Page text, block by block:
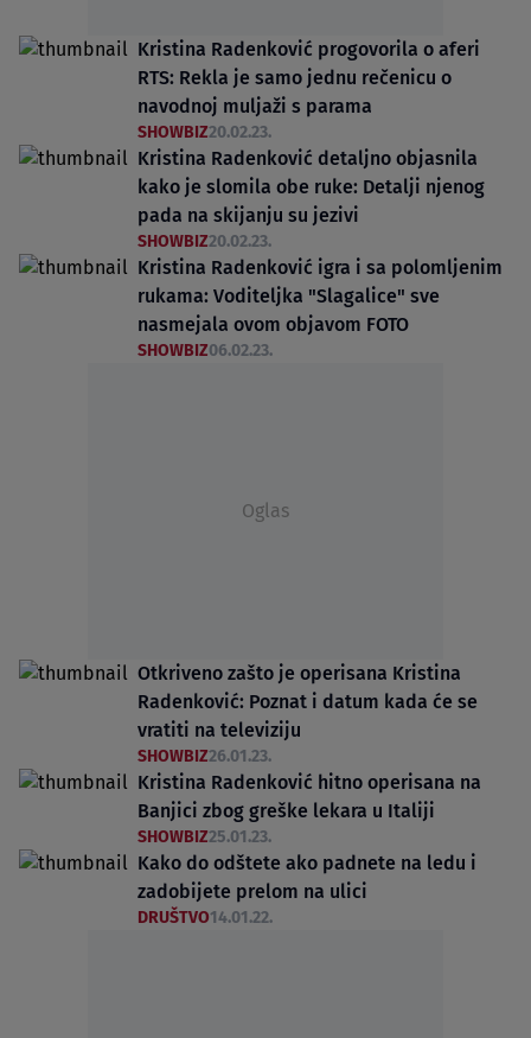
Kristina Radenković progovorila o aferi
RTS: Rekla je samo jednu rečenicu o
navodnoj muljaži s parama
SHOWBIZ20.02.23.
Kristina Radenković detaljno objasnila
kako je slomila obe ruke: Detalji njenog
pada na skijanju su jezivi
SHOWBIZ20.02.23.
Kristina Radenković igra i sa polomljenim
rukama: Voditeljka "Slagalice" sve
nasmejala ovom objavom FOTO
SHOWBIZ06.02.23.
Oglas
Otkriveno zašto je operisana Kristina
Radenković: Poznat i datum kada će se
vratiti na televiziju
SHOWBIZ26.01.23.
Kristina Radenković hitno operisana na
Banjici zbog greške lekara u Italiji
SHOWBIZ25.01.23.
Kako do odštete ako padnete na ledu i
zadobijete prelom na ulici
DRUŠTVO14.01.22.